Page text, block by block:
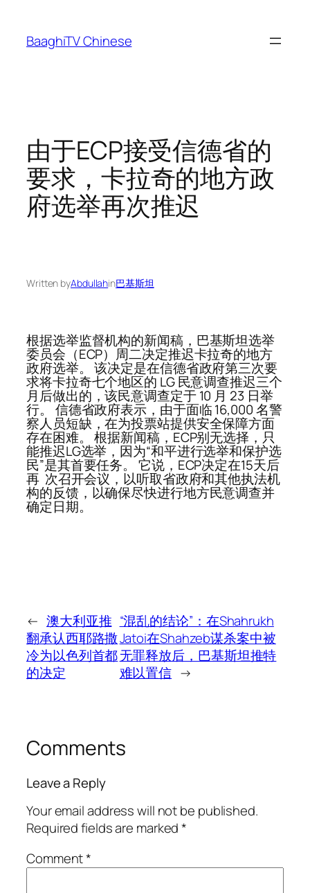
content
BaaghiTV Chinese
由于ECP接受信德省的
要求，卡拉奇的地方政
府选举再次推迟
Written byAbdullahin巴基斯坦
根据选举监督机构的新闻稿，巴基斯坦选举
委员会（ECP）周二决定推迟卡拉奇的地方
政府选举。 该决定是在信德省政府第三次要
求将卡拉奇七个地区的 LG 民意调查推迟三个
月后做出的，该民意调查定于 10 月 23 日举
行。 信德省政府表示，由于面临 16,000 名警
察人员短缺，在为投票站提供安全保障方面
存在困难。 根据新闻稿，ECP别无选择，只
能推迟LG选举，因为“和平进行选举和保护选
民”是其首要任务。 它说，ECP决定在15天后
再 次召开会议，以听取省政府和其他执法机
构的反馈，以确保尽快进行地方民意调查并
确定日期。
← 澳大利亚推
翻承认西耶路撒
冷为以色列首都
的决定
“混乱的结论”：在Shahrukh
Jatoi在Shahzeb谋杀案中被
无罪释放后，巴基斯坦推特
难以置信 →
Comments
Leave a Reply
Your email address will not be published.
Required fields are marked*
Comment*